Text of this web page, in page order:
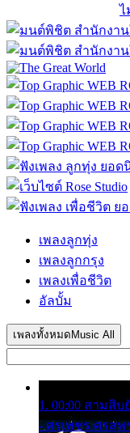
ไ
เพลงลูกทุ่ง
เพลงลูกกรุง
เพลงเพื่อชีวิต
อัลบั้ม
เพลงทั้งหมด Music All
1. 00:00 สามสิ
- ศรเพชร ศรสุพ